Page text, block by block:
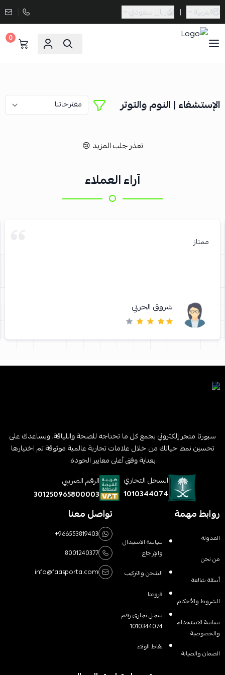
العربية | ريال سعودي
0
الإستشفاء | النوم والتوتر
تعذر جلب المزيد 😢
آراء العملاء
ممتاز
شروق الحربي
سبورتا متجر إلكتروني يجمع كل ما تحتاجه للصحة واللياقة، ويساعدك على
تحسين نمط حياتك من خلال علامات تجارية عالمية موثوقة تم اختيارها
بعناية وفق أعلى معايير الجودة.
السجل التجاري
1010344074
الرقم الضريبي
301250965800003
روابط مهمة
المدونة
من نحن
أسئلة شائعة
الشروط والأحكام
سياسة الاستخدام
والخصوصية
الضمان والصيانة
سياسة الاستبدال
والإرجاع
الشحن والتركيب
فروعنا
سجل تجاري رقم
1010344074
نقاط الولاء
تواصل معنا
+966553819403
8001240377
info@faasporta.com